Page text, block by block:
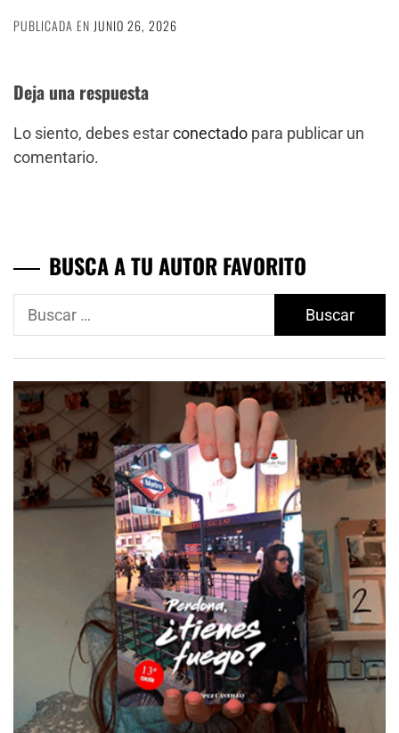
PUBLICADA EN JUNIO 26, 2026
Deja una respuesta
Lo siento, debes estarconectado para publicar un
comentario.
BUSCA A TU AUTOR FAVORITO
Buscar: